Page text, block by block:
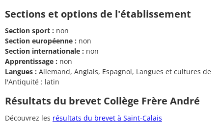
Sections et options de l'établissement
Section sport : non
Section européenne : non
Section internationale : non
Apprentissage : non
Langues : Allemand, Anglais, Espagnol, Langues et cultures de
l'Antiquité : latin
Résultats du brevet Collège Frère André
Découvrez les résultats du brevet à Saint-Calais